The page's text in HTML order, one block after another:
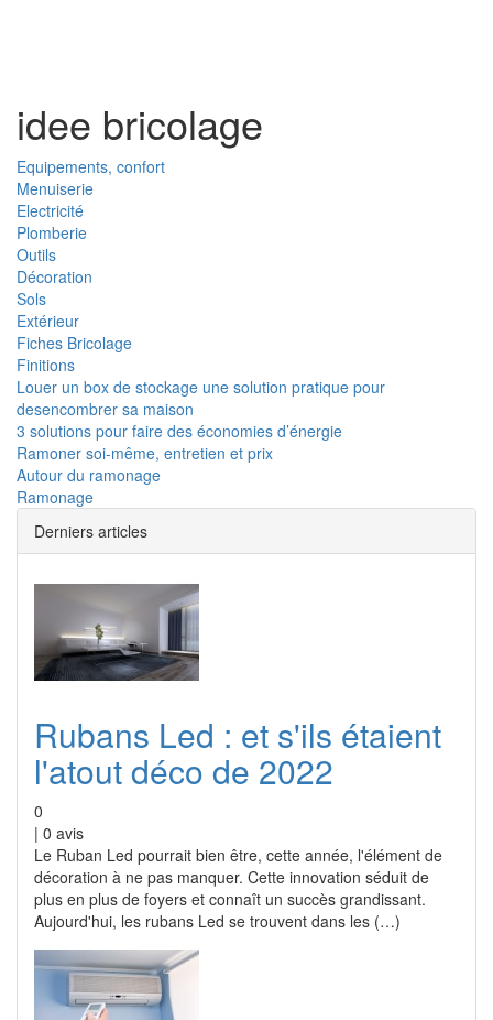
idee bricolage
Equipements, confort
Menuiserie
Electricité
Plomberie
Outils
Décoration
Sols
Extérieur
Fiches Bricolage
Finitions
Louer un box de stockage une solution pratique pour
desencombrer sa maison
3 solutions pour faire des économies d’énergie
Ramoner soi-même, entretien et prix
Autour du ramonage
Ramonage
Derniers articles
Rubans Led : et s'ils étaient
l'atout déco de 2022
0
| 0 avis
Le Ruban Led pourrait bien être, cette année, l'élément de
décoration à ne pas manquer. Cette innovation séduit de
plus en plus de foyers et connaît un succès grandissant.
Aujourd'hui, les rubans Led se trouvent dans les (…)